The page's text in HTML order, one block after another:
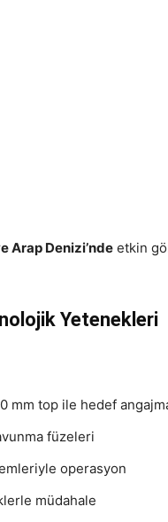
Arap Denizi’nde etkin
Yetenekleri
mm top ile hedef
füzeleri
operasyon
müdahale